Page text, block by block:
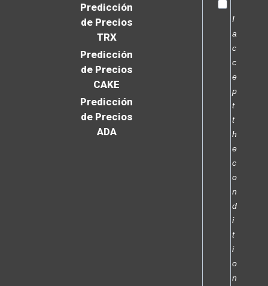
Predicción
de Precios
TRX
Predicción
de Precios
CAKE
Predicción
de Precios
ADA
I
a
c
c
e
p
t
t
h
e
c
o
n
d
i
t
i
o
n